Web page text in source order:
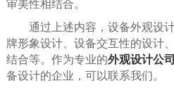
审美性相结合。
通过上述内容，设备外观设计
牌形象设计、设备交互性的设计
结合等。作为专业的外观设计公司
备设计的企业，可以联系我们。